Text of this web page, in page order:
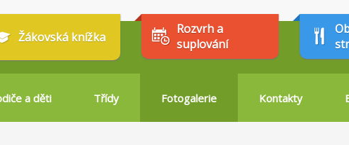
Žákovská knížka
Rozvrh a
suplování
a děti Třídy Fotogalerie Kontakty